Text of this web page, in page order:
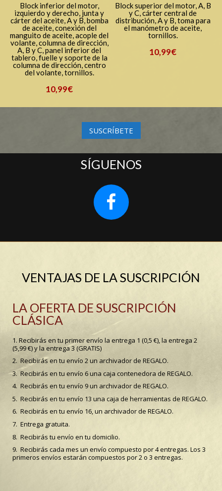
Block inferior del motor,
izquierdo y derecho, junta y
cárter del aceite, A y B, bomba
de aceite, conexión del
manguito de aceite, acople del
volante, columna de dirección,
A, B y C, panel inferior del
tablero, fuelle y soporte de la
columna de dirección, centro
del volante, tornillos.
10,99€
Block superior del motor, A, B
y C, cárter central de
distribución, A y B, toma para
el manómetro de aceite,
tornillos.
10,99€
SUSCRÍBETE
SÍGUENOS
VENTAJAS DE LA SUSCRIPCIÓN
LA OFERTA DE SUSCRIPCIÓN
CLÁSICA
1. Recibirás en tu primer envío la entrega 1 (0,5 €), la entrega 2
(5,99 €) y la entrega 3 (GRATIS)
2. Recibirás en tu envío 2 un archivador de REGALO.
3. Recibirás en tu envío 6 una caja contenedora de REGALO.
4. Recibirás en tu envío 9 un archivador de REGALO.
5. Recibirás en tu envío 13 una caja de herramientas de REGALO.
6. Recibirás en tu envío 16, un archivador de REGALO.
7. Entrega gratuita.
8. Recibirás tu envío en tu domicilio.
9. Recibirás cada mes un envío compuesto por 4 entregas. Los 3
primeros envíos estarán compuestos por 2 o 3 entregas.